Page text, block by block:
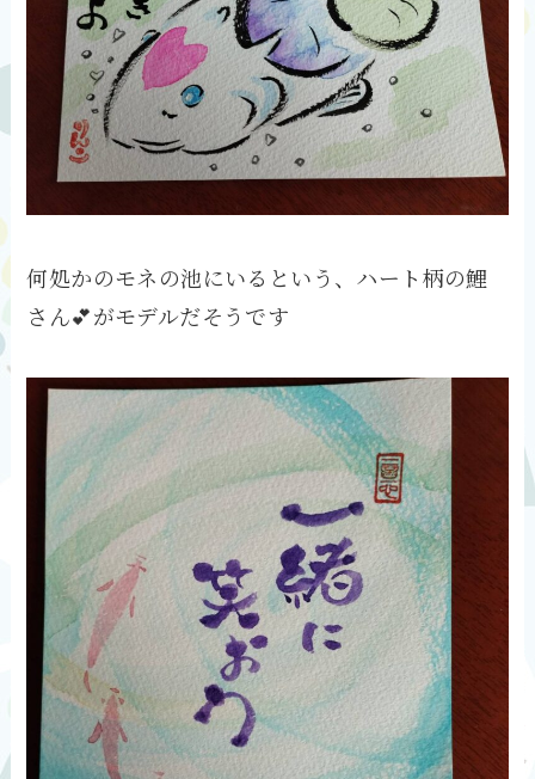
何処かのモネの池にいるという、ハート柄の鯉
さん💕がモデルだそうです